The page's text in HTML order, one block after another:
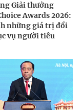
Giải thưởng
Awards 2026:
những giá trị đổi
vụ người tiêu